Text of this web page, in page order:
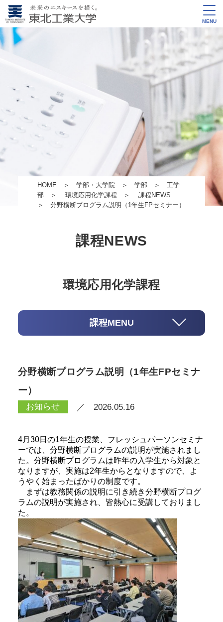
MENU
HOME ＞ 学部・大学院＞ 学部＞ 工学
部＞ 環境応用化学課程 ＞
課程NEWS
＞ 分野横断プログラム説明（1年生FPセミナー）
課程NEWS
環境応用化学課程
課程MENU
分野横断プログラム説明（1年生FPセミナ
ー）
お知らせ ／ 2026.05.16
4月30日の1年生の授業、フレッシュパーソンセミナ
ーでは、分野横断プログラムの説明が実施されまし
た。分野横断プログラムは昨年の入学生から対象と
なりますが、実施は2年生からとなりますので、よ
うやく始まったばかりの制度です。
まずは教務関係の説明に引き続き分野横断プログ
ラムの説明が実施され、皆熱心に受講しておりまし
た。